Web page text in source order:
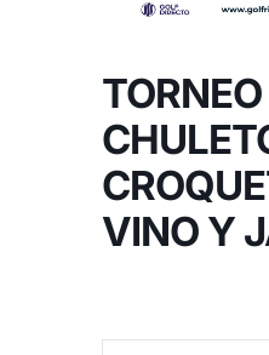
RESERVARTORNEO
VINO Y